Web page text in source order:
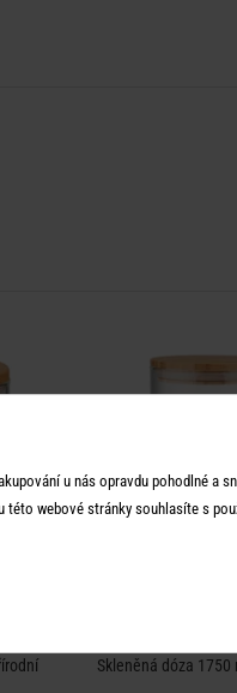
Skleněná dóza
u nás opravdu pohodlné a
této webové stránky souhlasíte s